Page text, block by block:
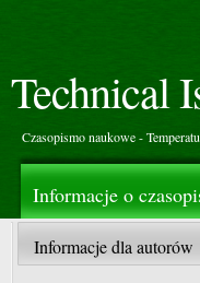
Technical
Czasopismo naukowe -
Informacje o
Informacje dla autorów